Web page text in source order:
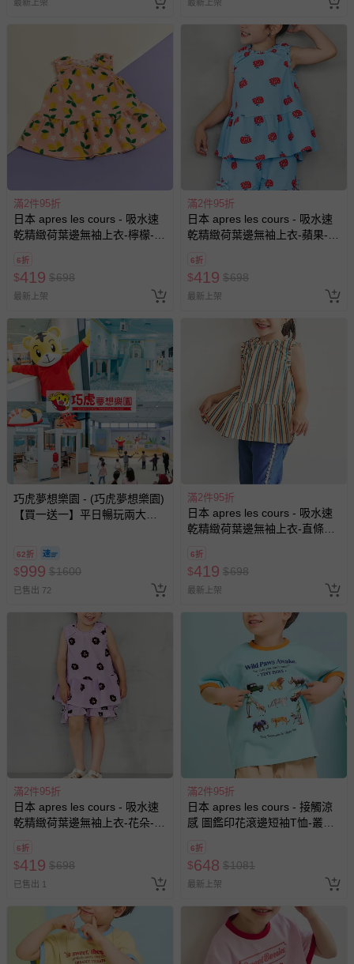
最新上架 最新上架
滿2件95折
日本 apres les cours - 吸水速
乾精緻荷葉邊無袖上衣-檸檬-橘
6折
$419 $698
最新上架
滿2件95折
日本 apres les cours - 吸水速
乾精緻荷葉邊無袖上衣-蘋果-水
6折
$419 $698
最新上架
巧虎夢想樂園 - (巧虎夢想樂園)
【買一送一】平日暢玩兩大一
換，贈送券現場領取)-效期至
2026/10/16 正券逾期視同現金
券使用
62折
$999 $1600
已售出 72
滿2件95折
日本 apres les cours - 吸水速
乾精緻荷葉邊無袖上衣-直條紋-
6折
$419 $698
最新上架
滿2件95折
日本 apres les cours - 吸水速
乾精緻荷葉邊無袖上衣-花朵-薰
6折
$419 $698
已售出 1
滿2件95折
日本 apres les cours - 接觸涼
感 圖鑑印花滾邊短袖T恤-叢林
6折
$648 $1081
最新上架